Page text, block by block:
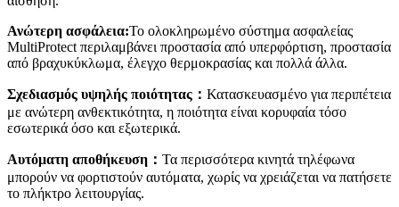
Ανώτερη ασφάλεια:Το ολοκληρωμένο σύστημα ασφαλείας
MultiProtect περιλαμβάνει προστασία από υπερφόρτιση, προστασία
από βραχυκύκλωμα, έλεγχο θερμοκρασίας και πολλά άλλα.
Σχεδιασμός υψηλής ποιότητας ： Κατασκευασμένο για περιπέτεια
με ανώτερη ανθεκτικότητα, η ποιότητα είναι κορυφαία τόσο
εσωτερικά όσο και εξωτερικά.
Αυτόματη αποθήκευση ： Τα περισσότερα κινητά τηλέφωνα
μπορούν να φορτιστούν αυτόματα, χωρίς να χρειάζεται να πατήσετε
το πλήκτρο λειτουργίας.